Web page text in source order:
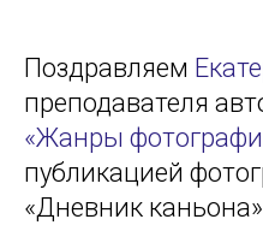
Поздравляем
преподавателя
«Жанры
публикацией
«Дневник